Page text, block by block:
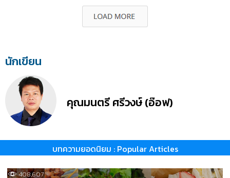
นักเขียน
คุณมนตรี ศรีวงษ์ (อ๊อฟ)
บทความยอดนิยม : Popular Articles
408,607